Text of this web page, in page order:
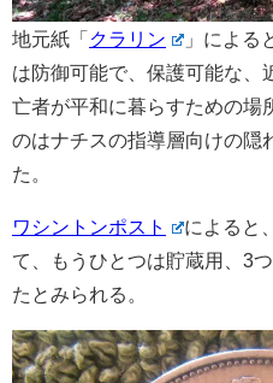
地元紙「 クラリン
」による
は防御可能で、保護可能な、
亡者が平和に暮らすための場
のはナチスの指導層向けの隠
た。
ワシントンポスト
によると
て、もうひとつは貯蔵用、3
たとみられる。